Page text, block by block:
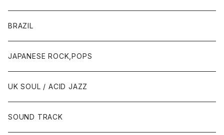
BRAZIL
JAPANESE ROCK,POPS
UK SOUL / ACID JAZZ
SOUND TRACK